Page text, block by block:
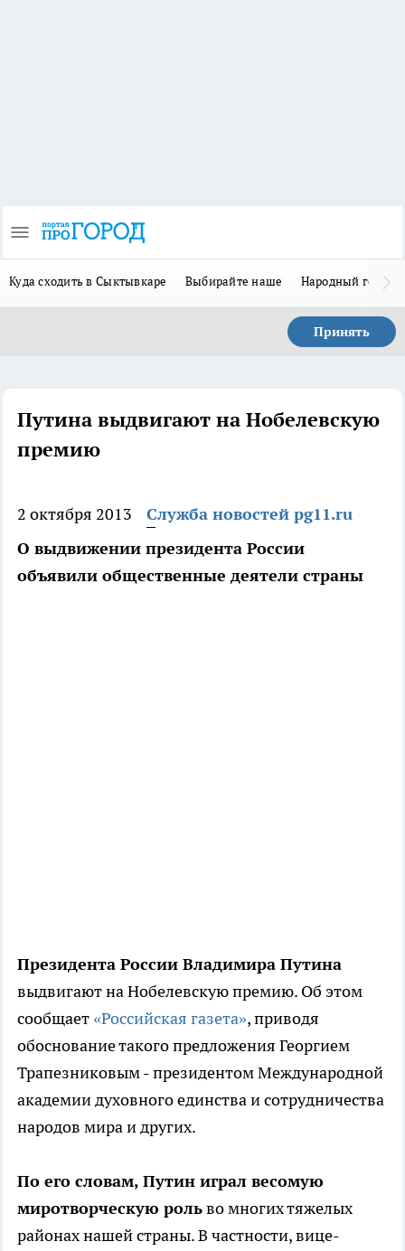
Куда сходить в Сыктывкаре Выбирайте наше Народный герой
Принять
Путина выдвигают на Нобелевскую
премию
2 октября 2013
Служба новостей pg11.ru
О выдвижении президента России
объявили общественные деятели страны
Президента России Владимира Путина
выдвигают на Нобелевскую премию. Об этом
сообщает «Российская газета», приводя
обоснование такого предложения Георгием
Трапезниковым - президентом Международной
академии духовного единства и сотрудничества
народов мира и других.
По его словам, Путин играл весомую
миротворческую рольво многих тяжелых
районах нашей страны. В частности, вице-